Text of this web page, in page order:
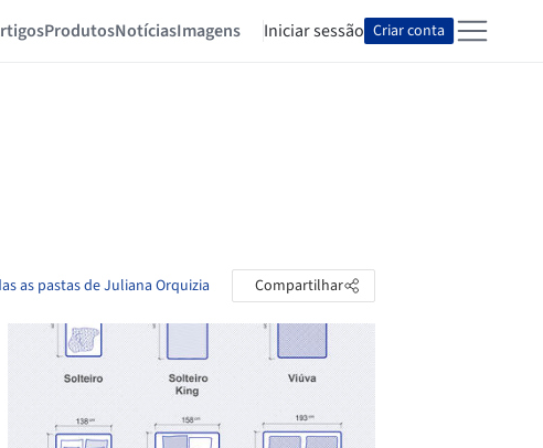
ProdutosNotíciasImagens Iniciar sessão Criar conta
as pastas de Juliana Orquizia Compartilhar